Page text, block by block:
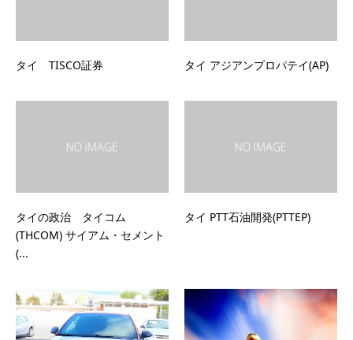
タイ TISCO証券 タイ アジアンプロパテイ(AP)
タイの政治 タイコム
(THCOM) サイアム・セメント
(...
タイ PTT石油開発(PTTEP)